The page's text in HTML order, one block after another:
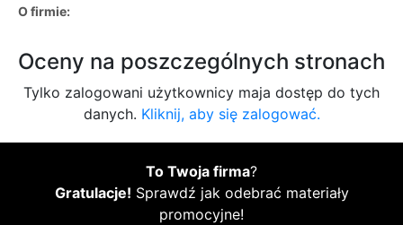
O firmie:
Oceny na poszczególnych stronach
Tylko zalogowani użytkownicy maja dostęp do tych
danych. Kliknij, aby się zalogować.
To Twoja firma?
Gratulacje! Sprawdź jak odebrać materiały
promocyjne!